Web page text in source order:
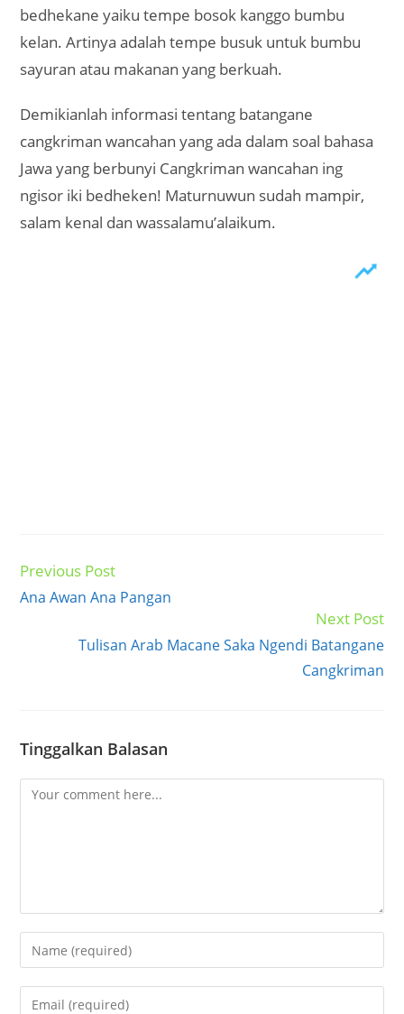
bedhekane yaiku tempe bosok kanggo bumbu
kelan. Artinya adalah tempe busuk untuk bumbu
sayuran atau makanan yang berkuah.
Demikianlah informasi tentang batangane
cangkriman wancahan yang ada dalam soal bahasa
Jawa yang berbunyi Cangkriman wancahan ing
ngisor iki bedheken! Maturnuwun sudah mampir,
salam kenal dan wassalamu’alaikum.
Read
articles
Previous Post
Ana Awan Ana Pangan
Next Post
Tulisan Arab Macane Saka Ngendi Batangane
Cangkriman
Tinggalkan Balasan
Comment
Enter
your
name
Enter